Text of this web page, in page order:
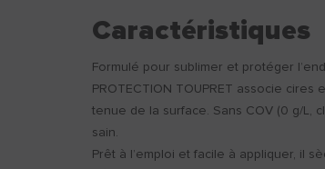
Caractéristiques
Formulé pour sublimer et protéger
PROTECTION TOUPRET associe
tenue de la surface. Sans COV (0 g/L,
sain.
Prêt à l’emploi et facile à appliquer, il